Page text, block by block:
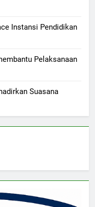
Instansi Pendidikan
Pelaksanaan
Suasana